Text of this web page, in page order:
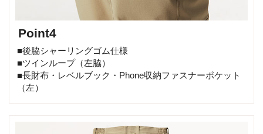
Point4
■後脇シャーリングゴム仕様
■ツインループ（左脇）
■長財布・レベルブック・Phone収納ファスナーポケット
（左）